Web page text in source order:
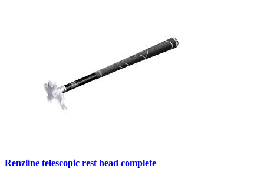
Renzline telescopic rest head complete